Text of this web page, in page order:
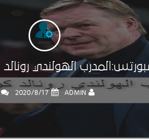
الهولندي رونالد
ADMIN
17‏/8‏/2020